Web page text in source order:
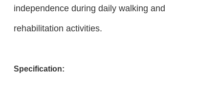
independence during daily walking and
rehabilitation activities.
Specification: